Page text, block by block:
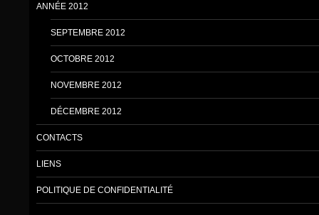
ANNÉE 2012
SEPTEMBRE 2012
OCTOBRE 2012
NOVEMBRE 2012
DÉCEMBRE 2012
CONTACTS
LIENS
POLITIQUE DE CONFIDENTIALITÉ